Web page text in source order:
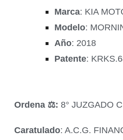
Marca: KIA
Modelo:
Año: 2018
Patente:
Ordena ‍⚖️: 8° JUZGADO
Caratulado: A.C.G.